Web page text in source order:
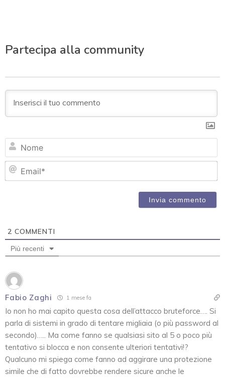
Partecipa alla community
2 COMMENTI
Più recenti
Fabio Zaghi 1 mese fa
Io non ho mai capito questa cosa dell’attacco bruteforce…. Si
parla di sistemi in grado di tentare migliaia (o più password al
secondo)….. Ma come fanno se qualsiasi sito al 5 o poco più
tentativo si blocca e non consente ulteriori tentativi!?
Qualcuno mi spiega come fanno ad aggirare una protezione
simile che di fatto dovrebbe rendere sicure anche le